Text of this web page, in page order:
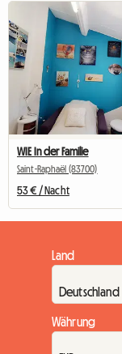
WIE In der Familie
Saint-Raphaël (83700)
53 € / Nacht
Land
Währung